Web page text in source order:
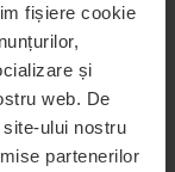
fișiere cookie
și
web. De
ului nostru
partenerilor